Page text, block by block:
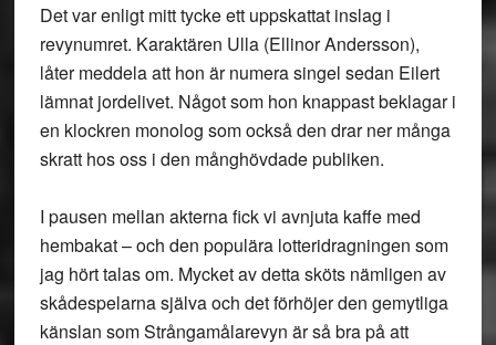
Det var enligt mitt tycke ett uppskattat inslag i
revynumret. Karaktären Ulla (Ellinor Andersson),
låter meddela att hon är numera singel sedan Eilert
lämnat jordelivet. Något som hon knappast beklagar i
en klockren monolog som också den drar ner många
skratt hos oss i den månghövdade publiken.
I pausen mellan akterna fick vi avnjuta kaffe med
hembakat – och den populära lotteridragningen som
jag hört talas om. Mycket av detta sköts nämligen av
skådespelarna själva och det förhöjer den gemytliga
känslan som Strångamålarevyn är så bra på att